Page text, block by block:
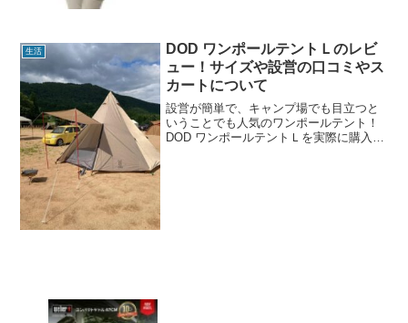
生活
DOD ワンポールテントＬのレビ
ュー！サイズや設営の口コミやス
カートについて
設営が簡単で、キャンプ場でも目立つと
いうことでも人気のワンポールテント！
DOD ワンポールテントＬを実際に購入し